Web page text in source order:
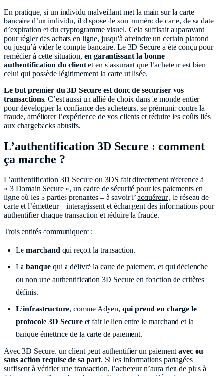
En pratique, si un individu malveillant met la main sur la carte
bancaire d’un individu, il dispose de son numéro de carte, de sa date
d’expiration et du cryptogramme visuel. Cela suffisait auparavant
pour régler des achats en ligne, jusqu'à atteindre un certain plafond
ou jusqu’à vider le compte bancaire. Le 3D Secure a été conçu pour
remédier à cette situation, en garantissant la bonne
authentification du client et en s’assurant que l’acheteur est bien
celui qui possède légitimement la carte utilisée.
Le but premier du 3D Secure est donc de sécuriser vos
transactions. C’est aussi un allié de choix dans le monde entier
pour développer la confiance des acheteurs, se prémunir contre la
fraude, améliorer l’expérience de vos clients et réduire les coûts liés
aux chargebacks abusifs.
L’authentification 3D Secure : comment
ça marche ?
L’authentification 3D Secure ou 3DS fait directement référence à
« 3 Domain Secure », un cadre de sécurité pour les paiements en
ligne où les 3 parties prenantes – à savoir l’acquéreur, le réseau de
carte et l’émetteur – interagissent et échangent des informations pour
authentifier chaque transaction et réduire la fraude.
Trois entités communiquent :
Le marchand qui reçoit la transaction.
La banque qui a délivré la carte de paiement, et qui déclenche
ou non une authentification 3D Secure en fonction de critères
définis.
L’infrastructure, comme Adyen, qui prend en charge le
protocole 3D Secure et fait le lien entre le marchand et la
banque émettrice de la carte de paiement.
Avec 3D Secure, un client peut authentifier un paiementavec ou
sans action requise de sa part. Si les informations partagées
suffisent à vérifier une transaction, l’acheteur n’aura rien de plus à